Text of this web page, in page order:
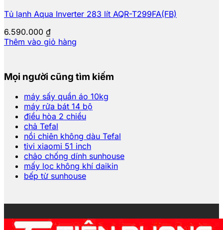
Tủ lạnh Aqua Inverter 283 lít AQR-T299FA(FB)
6.590.000 ₫
Thêm vào giỏ hàng
Mọi người cũng tìm kiếm
máy sấy quần áo 10kg
máy rửa bát 14 bộ
điều hòa 2 chiều
chả Tefal
nồi chiên không dàu Tefal
tivi xiaomi 51 inch
chảo chống dính sunhouse
mấy lọc không khí daikin
bếp từ sunhouse